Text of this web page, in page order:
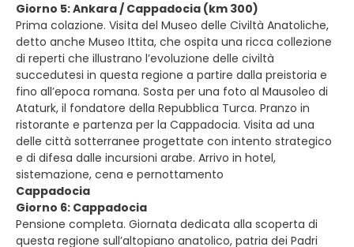
Giorno 5: Ankara / Cappadocia (km 300)
Prima colazione. Visita del Museo delle Civiltà Anatoliche,
detto anche Museo Ittita, che ospita una ricca collezione
di reperti che illustrano l’evoluzione delle civiltà
succedutesi in questa regione a partire dalla preistoria e
fino all’epoca romana. Sosta per una foto al Mausoleo di
Ataturk, il fondatore della Repubblica Turca. Pranzo in
ristorante e partenza per la Cappadocia. Visita ad una
delle città sotterranee progettate con intento strategico
e di difesa dalle incursioni arabe. Arrivo in hotel,
sistemazione, cena e pernottamento
Cappadocia
Giorno 6: Cappadocia
Pensione completa. Giornata dedicata alla scoperta di
questa regione sull’altopiano anatolico, patria dei Padri